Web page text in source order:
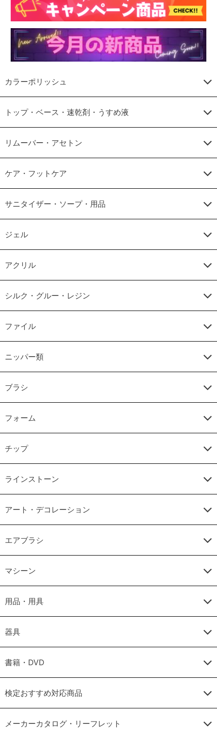
カラーポリッシュ
トップ・ベース・速乾剤・うすめ液
リムーバー・アセトン
ケア・フットケア
サニタイザー・ソープ・用品
ジェル
アクリル
シルク・グルー・レジン
ファイル
ニッパー類
ブラシ
フォーム
チップ
ラインストーン
アート・デコレーション
エアブラシ
マシーン
用品・用具
器具
書籍・DVD
検定おすすめ対応商品
メーカーカタログ・リーフレット